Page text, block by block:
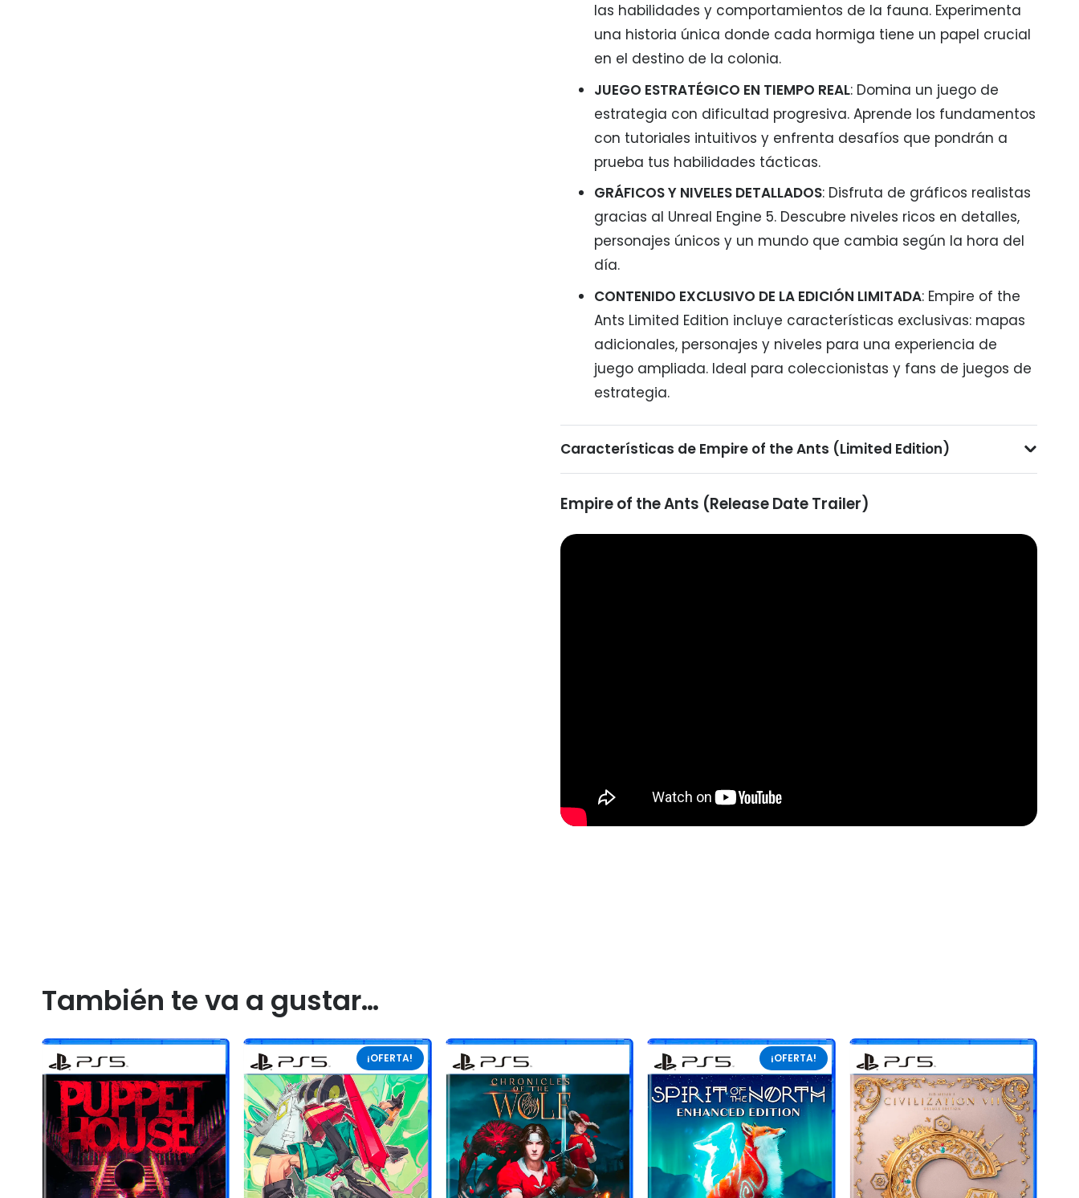
las habilidades y comportamientos de la fauna. Experimenta
una historia única donde cada hormiga tiene un papel crucial
en el destino de la colonia.
JUEGO ESTRATÉGICO EN TIEMPO REAL: Domina un juego de
estrategia con dificultad progresiva. Aprende los fundamentos
con tutoriales intuitivos y enfrenta desafíos que pondrán a
prueba tus habilidades tácticas.
GRÁFICOS Y NIVELES DETALLADOS: Disfruta de gráficos realistas
gracias al Unreal Engine 5. Descubre niveles ricos en detalles,
personajes únicos y un mundo que cambia según la hora del
día.
CONTENIDO EXCLUSIVO DE LA EDICIÓN LIMITADA: Empire of the
Ants Limited Edition incluye características exclusivas: mapas
adicionales, personajes y niveles para una experiencia de
juego ampliada. Ideal para coleccionistas y fans de juegos de
estrategia.
Características de Empire of the Ants (Limited Edition)
Empire of the Ants (Release Date Trailer)
También te va a gustar…
¡OFERTA! ¡OFERTA!